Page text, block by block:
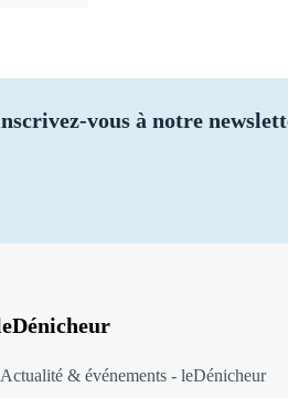
vous à notre
Actualité & événements - leDénicheur